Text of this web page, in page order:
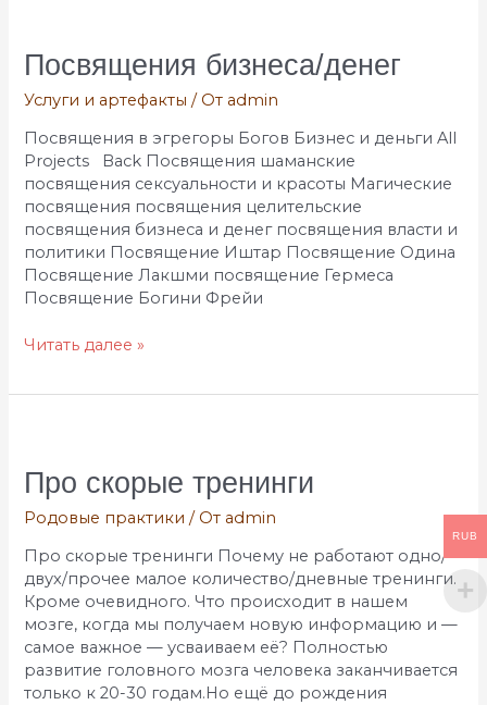
Посвящения бизнеса/денег
Услуги и артефакты / От admin
Посвящения в эгрегоры Богов Бизнес и деньги All
Projects Back Посвящения шаманские
посвящения сексуальности и красоты Магические
посвящения посвящения целительские
посвящения бизнеса и денег посвящения власти и
политики Посвящение Иштар Посвящение Одина
Посвящение Лакшми посвящение Гермеса
Посвящение Богини Фрейи
денег
Читать далее »
Про скорые тренинги
Родовые практики / От admin
Про скорые тренинги Почему не работают одно/
двух/прочее малое количество/дневные тренинги.
Кроме очевидного. Что происходит в нашем
мозге, когда мы получаем новую информацию и —
самое важное — усваиваем её? Полностью
развитие головного мозга человека заканчивается
только к 20-30 годам.Но ещё до рождения
тренинги
RUB